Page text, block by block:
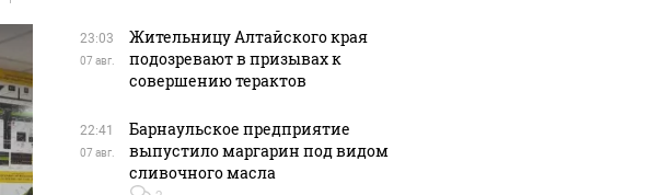
08 августа, 12:39
08 августа, 12:08
23:03
07 авг.
Жительницу Алтайского края
подозревают в призывах к
совершению терактов
22:41
07 авг.
Барнаульское предприятие
выпустило маргарин под видом
сливочного масла